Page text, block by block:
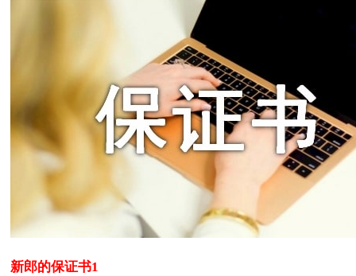
新郎的保证书1